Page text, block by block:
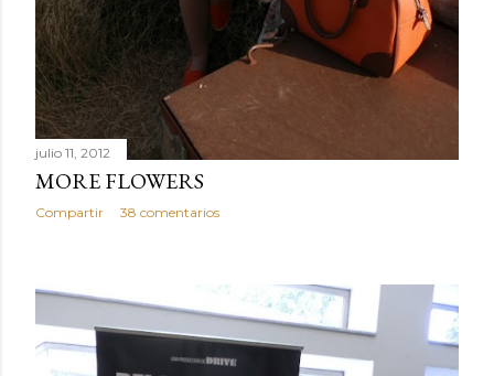
julio 11, 2012
MORE FLOWERS
Compartir 38 comentarios